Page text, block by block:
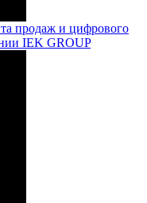
продаж и цифрового
IEK GROUP